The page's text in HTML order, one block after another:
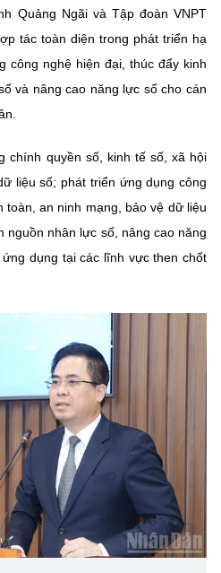
VÀ CÔNG NGHỆ
AND TECHNOLOGY
MST:
và Công nghệ (MST)
Khoa học và Công nghệ.
- 18 Nguyễn Du, TP. Hà Nội
Học và Công Nghệ
Quảng Ngãi và Tập đoàn VNPT
tác toàn diện trong phát triển hạ
công nghệ hiện đại, thúc đẩy kinh
và nâng cao năng lực số cho cán
chính quyền số, kinh tế số, xã hội
liệu số; phát triển ứng dụng công
toàn, an ninh mạng, bảo vệ dữ liệu
nguồn nhân lực số, nâng cao năng
dụng tại các lĩnh vực then chốt